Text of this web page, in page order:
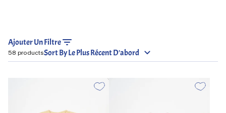
Ajouter Un Filtre
58 productsSort By Le Plus Récent D'abord